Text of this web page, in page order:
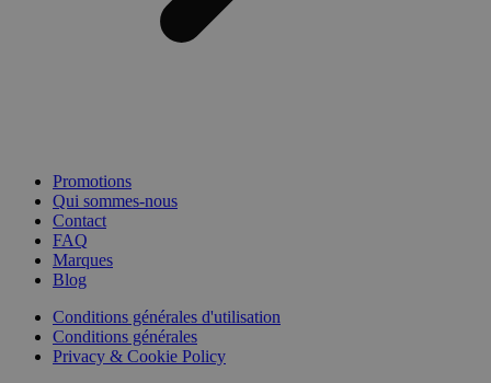
Promotions
Qui sommes-nous
Contact
FAQ
Marques
Blog
Conditions générales d'utilisation
Conditions générales
Privacy & Cookie Policy